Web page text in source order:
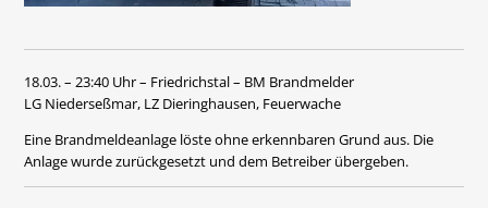
18.03. – 23:40 Uhr – Friedrichstal – BM Brandmelder
LG Niederseßmar, LZ Dieringhausen, Feuerwache
Eine Brandmeldeanlage löste ohne erkennbaren Grund aus. Die
Anlage wurde zurückgesetzt und dem Betreiber übergeben.